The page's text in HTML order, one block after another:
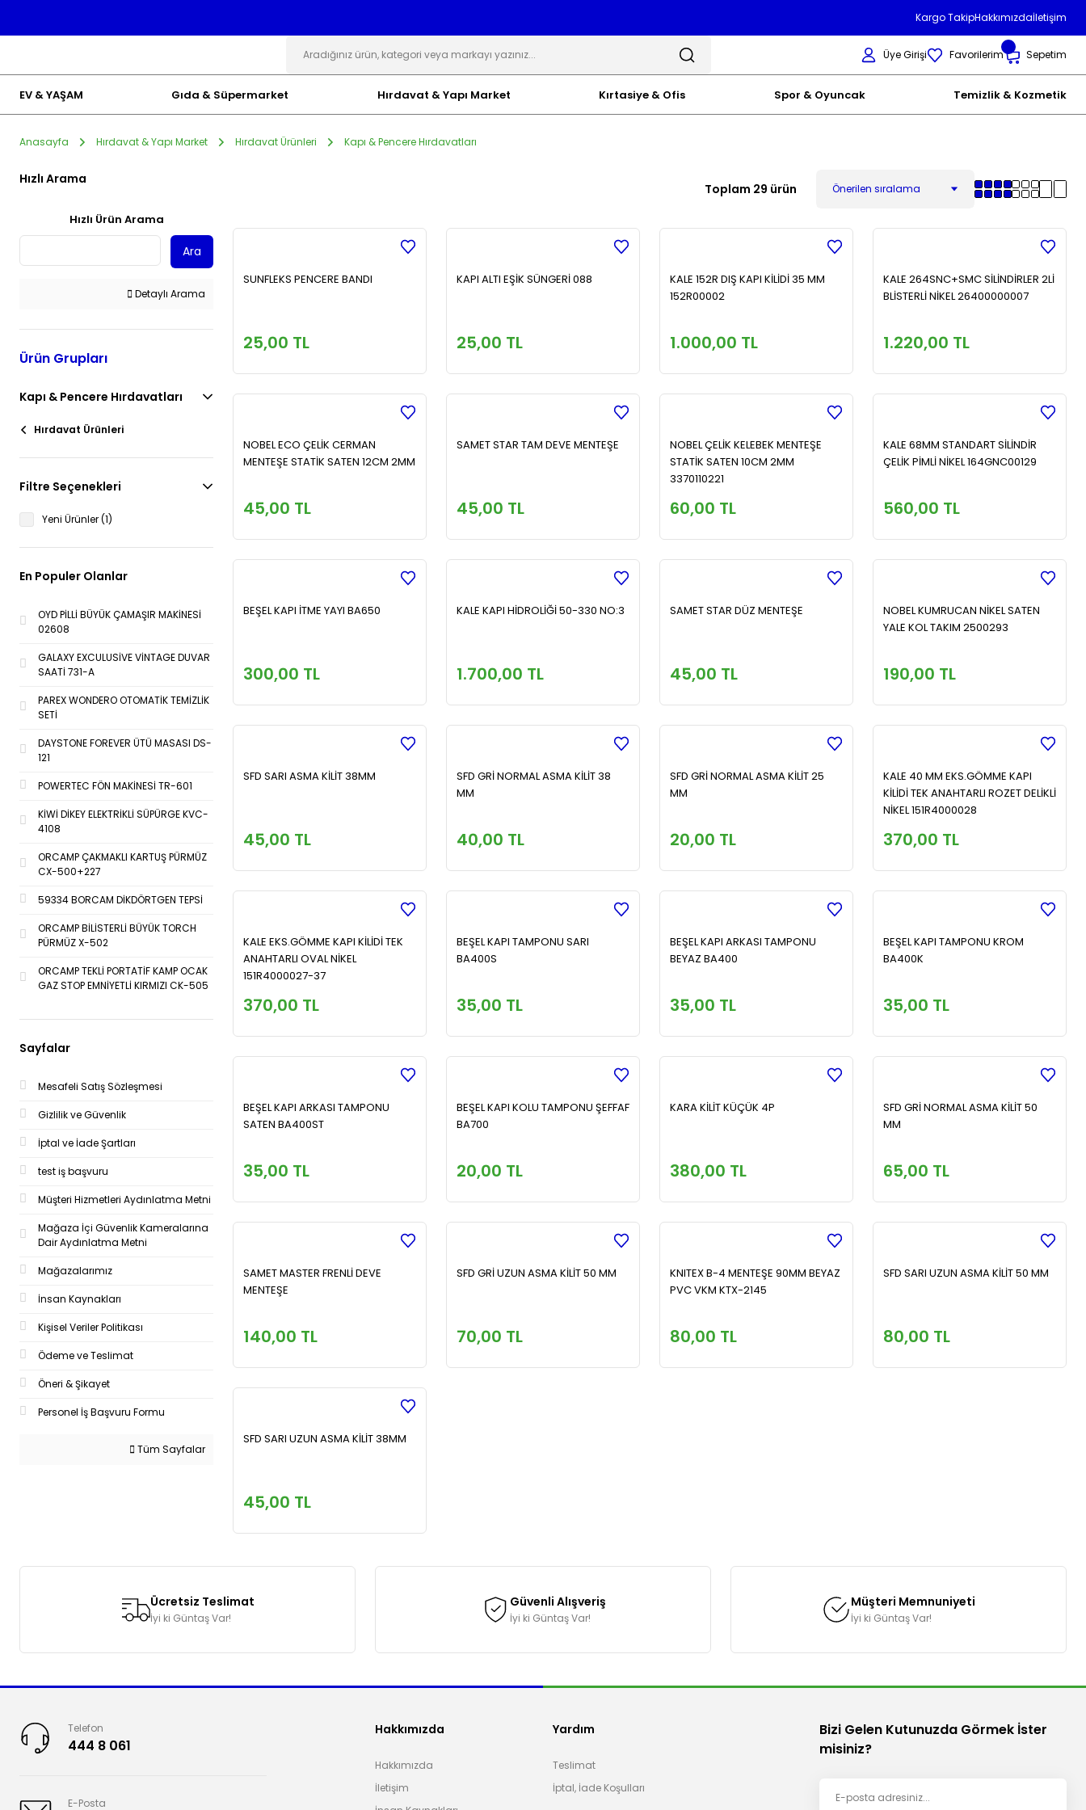
Kargo TakipHakkımızdaİletişim
Üye Girişi Favorilerim Sepetim
EV & YAŞAM Gıda & Süpermarket Hırdavat & Yapı Market Kırtasiye & Ofis Spor & Oyuncak Temizlik & Kozmetik
Anasayfa Hırdavat & Yapı Market Hırdavat Ürünleri Kapı & Pencere Hırdavatları
Hızlı Arama
Hızlı Ürün Arama
Ara
Detaylı Arama
Ürün Grupları
Kapı & Pencere Hırdavatları
Hırdavat Ürünleri
Filtre Seçenekleri
Yeni Ürünler (1)
En Populer Olanlar
OYD PİLLİ BÜYÜK ÇAMAŞIR MAKİNESİ
02608
GALAXY EXCULUSİVE VİNTAGE DUVAR
SAATİ 731-A
PAREX WONDERO OTOMATİK TEMİZLİK
SETİ
DAYSTONE FOREVER ÜTÜ MASASI DS-
121
POWERTEC FÖN MAKİNESİ TR-601
KİWİ DİKEY ELEKTRİKLİ SÜPÜRGE KVC-
4108
ORCAMP ÇAKMAKLI KARTUŞ PÜRMÜZ
CX-500+227
59334 BORCAM DİKDÖRTGEN TEPSİ
ORCAMP BİLİSTERLİ BÜYÜK TORCH
PÜRMÜZ X-502
ORCAMP TEKLİ PORTATİF KAMP OCAK
GAZ STOP EMNİYETLİ KIRMIZI CK-505
Sayfalar
Mesafeli Satış Sözleşmesi
Gizlilik ve Güvenlik
İptal ve İade Şartları
test iş başvuru
Müşteri Hizmetleri Aydınlatma Metni
Mağaza İçi Güvenlik Kameralarına
Dair Aydınlatma Metni
Mağazalarımız
İnsan Kaynakları
Kişisel Veriler Politikası
Ödeme ve Teslimat
Öneri & Şikayet
Personel İş Başvuru Formu
Tüm Sayfalar
Toplam 29 ürün
SUNFLEKS PENCERE BANDI
25,00 TL
KAPI ALTI EŞİK SÜNGERİ 088
25,00 TL
KALE 152R DIŞ KAPI KİLİDİ 35 MM
152R00002
1.000,00 TL
KALE 264SNC+SMC SİLİNDİRLER 2Lİ
BLİSTERLİ NİKEL 26400000007
1.220,00 TL
NOBEL ECO ÇELİK CERMAN
MENTEŞE STATİK SATEN 12CM 2MM
45,00 TL
SAMET STAR TAM DEVE MENTEŞE
45,00 TL
NOBEL ÇELİK KELEBEK MENTEŞE
STATİK SATEN 10CM 2MM
3370110221
60,00 TL
KALE 68MM STANDART SİLİNDİR
ÇELİK PİMLİ NİKEL 164GNC00129
560,00 TL
BEŞEL KAPI İTME YAYI BA650
300,00 TL
KALE KAPI HİDROLİĞİ 50-330 NO:3
1.700,00 TL
SAMET STAR DÜZ MENTEŞE
45,00 TL
NOBEL KUMRUCAN NİKEL SATEN
YALE KOL TAKIM 2500293
190,00 TL
SFD SARI ASMA KİLİT 38MM
45,00 TL
SFD GRİ NORMAL ASMA KİLİT 38
MM
40,00 TL
SFD GRİ NORMAL ASMA KİLİT 25
MM
20,00 TL
KALE 40 MM EKS.GÖMME KAPI
KİLİDİ TEK ANAHTARLI ROZET DELİKLİ
NİKEL 151R4000028
370,00 TL
KALE EKS.GÖMME KAPI KİLİDİ TEK
ANAHTARLI OVAL NİKEL
151R4000027-37
370,00 TL
BEŞEL KAPI TAMPONU SARI
BA400S
35,00 TL
BEŞEL KAPI ARKASI TAMPONU
BEYAZ BA400
35,00 TL
BEŞEL KAPI TAMPONU KROM
BA400K
35,00 TL
BEŞEL KAPI ARKASI TAMPONU
SATEN BA400ST
35,00 TL
BEŞEL KAPI KOLU TAMPONU ŞEFFAF
BA700
20,00 TL
KARA KİLİT KÜÇÜK 4P
380,00 TL
SFD GRİ NORMAL ASMA KİLİT 50
MM
65,00 TL
SAMET MASTER FRENLİ DEVE
MENTEŞE
140,00 TL
SFD GRİ UZUN ASMA KİLİT 50 MM
70,00 TL
KNITEX B-4 MENTEŞE 90MM BEYAZ
PVC VKM KTX-2145
80,00 TL
SFD SARI UZUN ASMA KİLİT 50 MM
80,00 TL
SFD SARI UZUN ASMA KİLİT 38MM
45,00 TL
Ücretsiz Teslimat
İyi ki Güntaş Var!
Güvenli Alışveriş
İyi ki Güntaş Var!
Müşteri Memnuniyeti
İyi ki Güntaş Var!
Telefon
444 8 061
E-Posta
Hakkımızda
Hakkımızda
İletişim
Yardım
Teslimat
İptal, İade Koşulları
Bizi Gelen Kutunuzda Görmek İster
misiniz?